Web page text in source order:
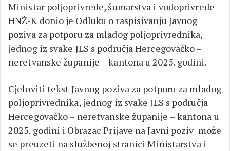
Ministar poljoprivrede, šumarstva i vodoprivrede
HNŽ-K donio je Odluku o raspisivanju Javnog
poziva za potporu za mladog poljoprivrednika,
jednog iz svake JLS s područja Hercegovačko –
neretvanske županije – kantona u 2025. godini.
Cjeloviti tekst Javnog poziva za potporu za mladog
poljoprivrednika, jednog iz svake JLS s područja
Hercegovačko – neretvanske županije – kantona u
2025. godini i Obrazac Prijave na Javni poziv može
se preuzeti na službenoj stranici Ministarstva i